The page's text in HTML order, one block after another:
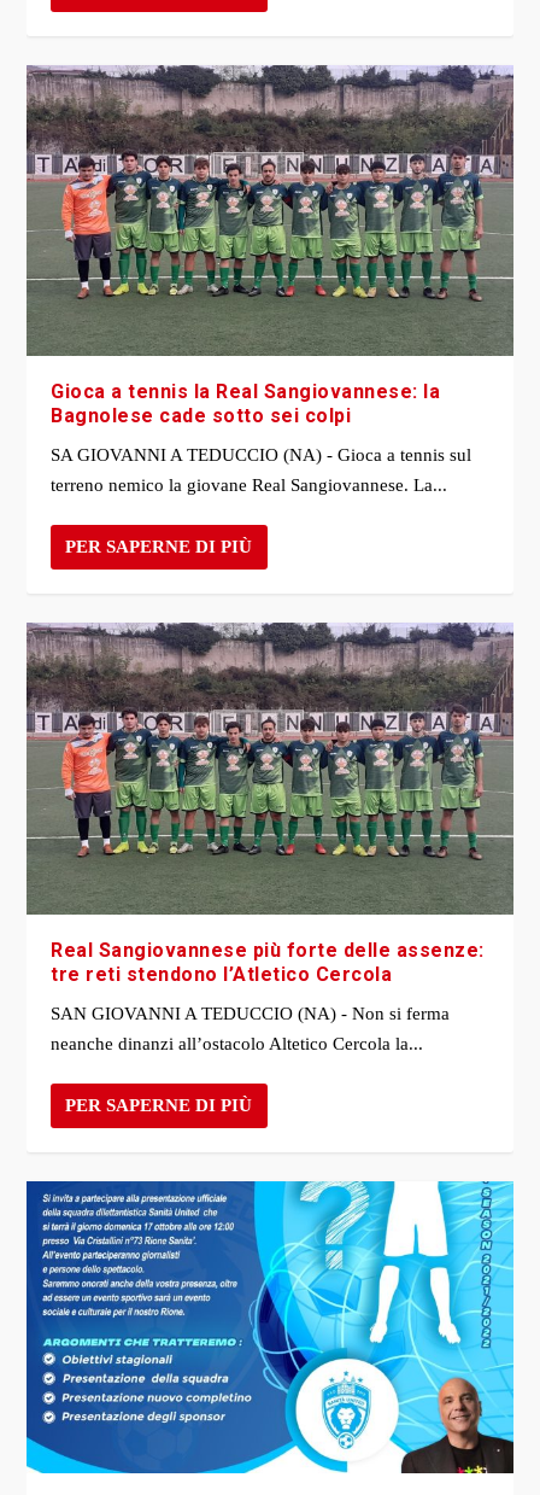
Gioca a tennis la Real Sangiovannese: la
Bagnolese cade sotto sei colpi
SA GIOVANNI A TEDUCCIO (NA) - Gioca a tennis sul
terreno nemico la giovane Real Sangiovannese. La...
PER SAPERNE DI PIÙ
Real Sangiovannese più forte delle assenze:
tre reti stendono l’Atletico Cercola
SAN GIOVANNI A TEDUCCIO (NA) - Non si ferma
neanche dinanzi all’ostacolo Altetico Cercola la...
PER SAPERNE DI PIÙ